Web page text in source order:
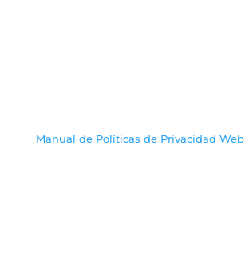
Manual de Políticas de Privacidad Web